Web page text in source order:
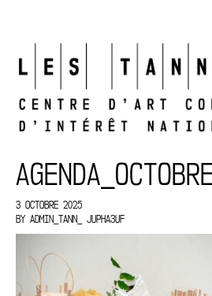
3 OCTOBRE 2025
BY ADMIN_TANN_ JUPHA3UF